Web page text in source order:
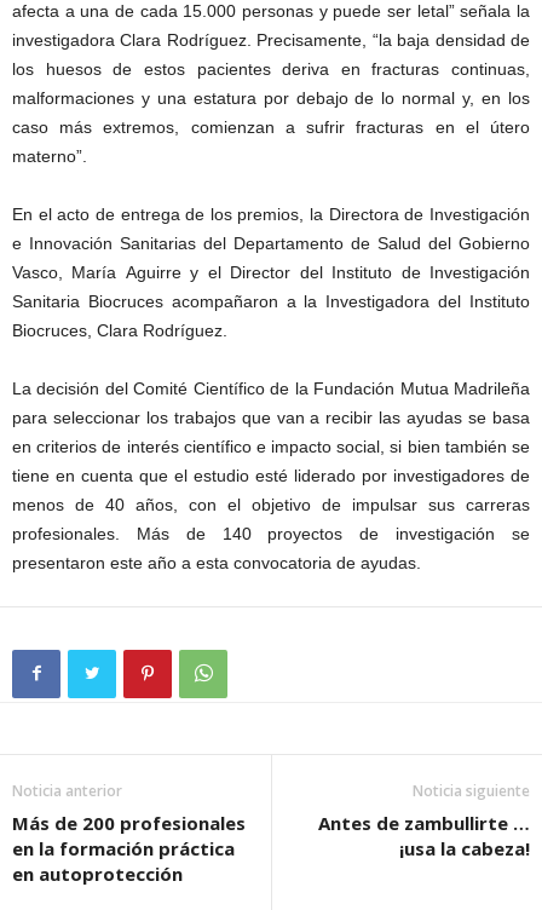
afecta a una de cada 15.000 personas y puede ser letal” señala la
investigadora Clara Rodríguez. Precisamente, “la baja densidad de
los huesos de estos pacientes deriva en fracturas continuas,
malformaciones y una estatura por debajo de lo normal y, en los
caso más extremos, comienzan a sufrir fracturas en el útero
materno”.
En el acto de entrega de los premios, la Directora de Investigación
e Innovación Sanitarias del Departamento de Salud del Gobierno
Vasco, María Aguirre y el Director del Instituto de Investigación
Sanitaria Biocruces acompañaron a la Investigadora del Instituto
Biocruces, Clara Rodríguez.
La decisión del Comité Científico de la Fundación Mutua Madrileña
para seleccionar los trabajos que van a recibir las ayudas se basa
en criterios de interés científico e impacto social, si bien también se
tiene en cuenta que el estudio esté liderado por investigadores de
menos de 40 años, con el objetivo de impulsar sus carreras
profesionales. Más de 140 proyectos de investigación se
presentaron este año a esta convocatoria de ayudas.
Noticia anterior
Más de 200 profesionales
en la formación práctica
en autoprotección
Noticia siguiente
Antes de zambullirte …
¡usa la cabeza!